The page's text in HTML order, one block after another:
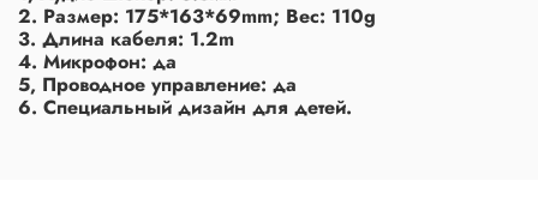
2. Размер: 175*163*69mm; Вес: 110g
3. Длина кабеля: 1.2m
4. Микрофон: да
5, Проводное управление: да
6. Специальный дизайн для детей.